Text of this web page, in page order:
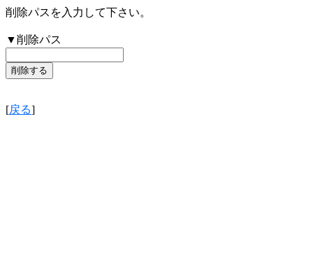
削除パスを入力して下さい。
▼削除パス
[戻る]